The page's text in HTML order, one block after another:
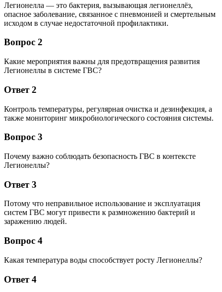
Легионелла — это бактерия, вызывающая легионеллёз,
опасное заболевание, связанное с пневмонией и смертельным
исходом в случае недостаточной профилактики.
Вопрос 2
Какие мероприятия важны для предотвращения развития
Легионеллы в системе ГВС?
Ответ 2
Контроль температуры, регулярная очистка и дезинфекция, а
также мониторинг микробиологического состояния системы.
Вопрос 3
Почему важно соблюдать безопасность ГВС в контексте
Легионеллы?
Ответ 3
Потому что неправильное использование и эксплуатация
систем ГВС могут привести к размножению бактерий и
заражению людей.
Вопрос 4
Какая температура воды способствует росту Легионеллы?
Ответ 4